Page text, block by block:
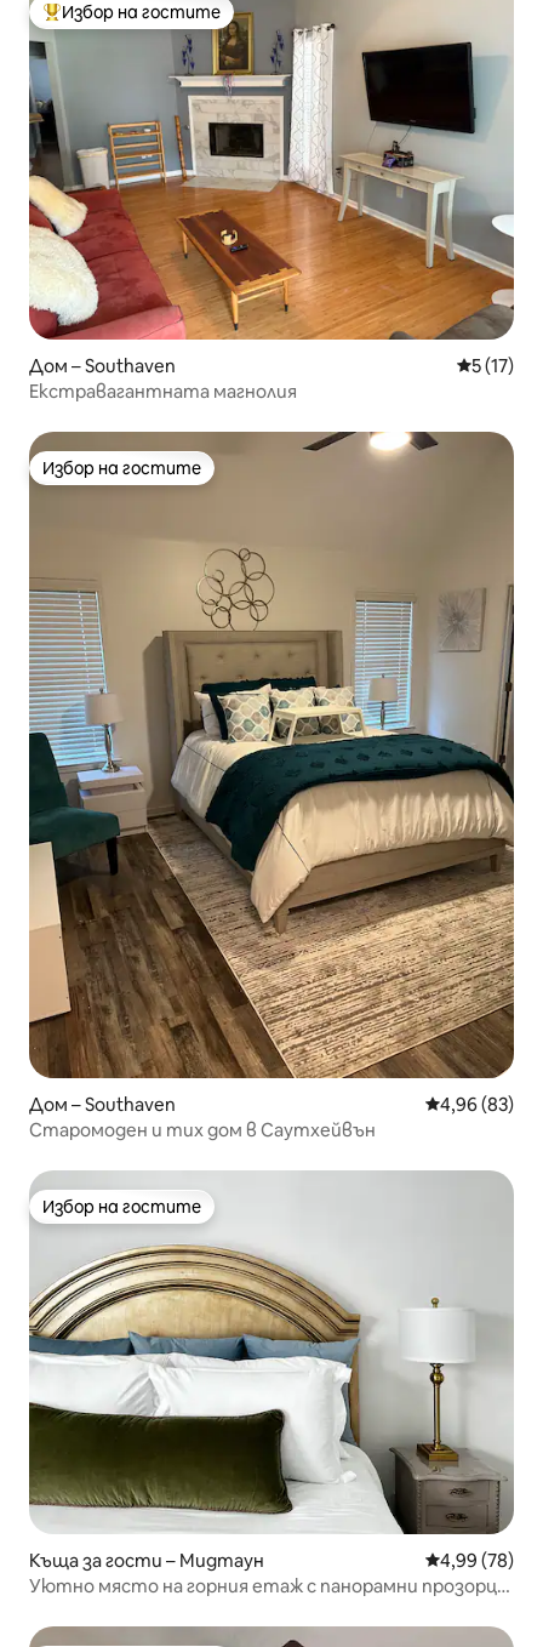
Най-популярен избор на гостите
Избор на гостите
Дом – Southaven Средна
5 (17)
Екстравагантната магнолия
Избор на гостите
Избор на гостите
Дом – Southaven Средна
4,96 (83)
Старомоден и тих дом в Саутхейвън
Избор на гостите
Избор на гостите
Къща за гости – Мидтаун Средна
4,99 (78)
Уютно място на горния етаж с панорамни прозорци